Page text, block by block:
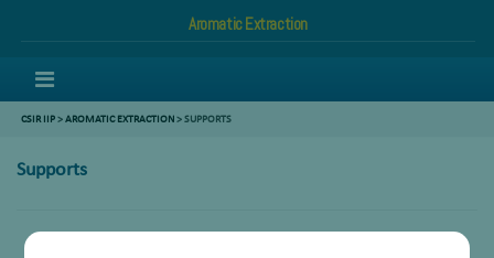
Aromatic Extraction
CSIR IIP>AROMATIC EXTRACTION>SUPPORTS
Supports